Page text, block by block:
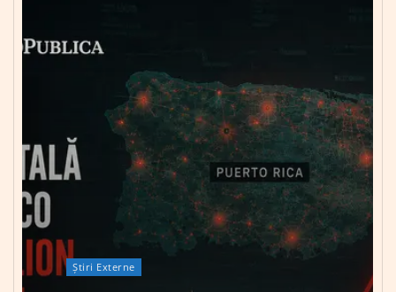
Știri Externe